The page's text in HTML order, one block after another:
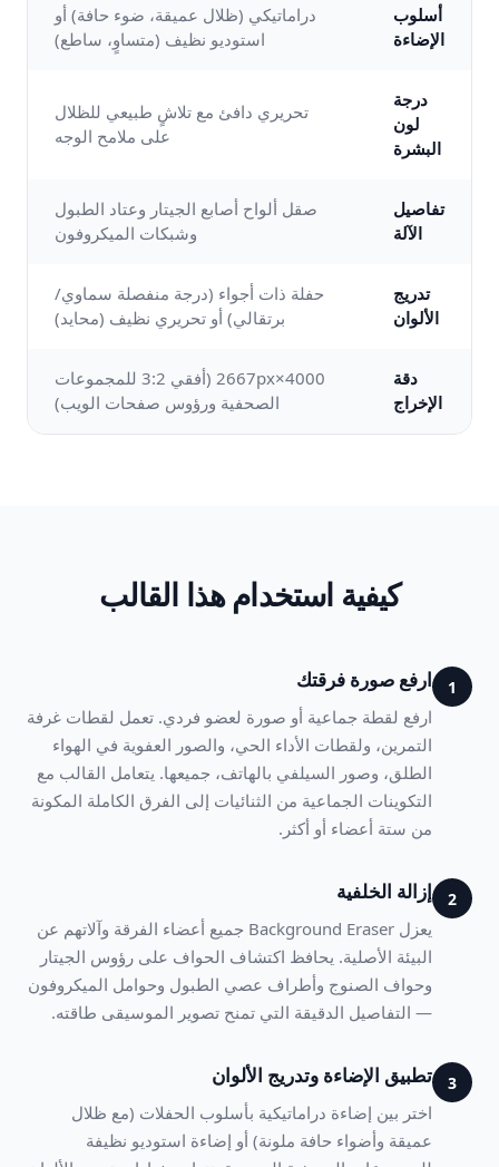
أسلوب
الإضاءة
دراماتيكي (ظلال عميقة، ضوء حافة) أو
استوديو نظيف (متساوٍ، ساطع)
درجة
لون
البشرة
تحريري دافئ مع تلاشٍ طبيعي للظلال
على ملامح الوجه
تفاصيل
الآلة
صقل ألواح أصابع الجيتار وعتاد الطبول
وشبكات الميكروفون
تدريج
الألوان
حفلة ذات أجواء (درجة منفصلة سماوي/
برتقالي) أو تحريري نظيف (محايد)
دقة
الإخراج
4000×2667px (أفقي 3:2 للمجموعات
الصحفية ورؤوس صفحات الويب)
كيفية استخدام هذا القالب
1 ارفع صورة فرقتك
ارفع لقطة جماعية أو صورة لعضو فردي. تعمل لقطات غرفة
التمرين، ولقطات الأداء الحي، والصور العفوية في الهواء
الطلق، وصور السيلفي بالهاتف، جميعها. يتعامل القالب مع
التكوينات الجماعية من الثنائيات إلى الفرق الكاملة المكونة
من ستة أعضاء أو أكثر.
2 إزالة الخلفية
يعزل Background Eraser جميع أعضاء الفرقة وآلاتهم عن
البيئة الأصلية. يحافظ اكتشاف الحواف على رؤوس الجيتار
وحواف الصنوج وأطراف عصي الطبول وحوامل الميكروفون
— التفاصيل الدقيقة التي تمنح تصوير الموسيقى طاقته.
3 تطبيق الإضاءة وتدريج الألوان
اختر بين إضاءة دراماتيكية بأسلوب الحفلات (مع ظلال
عميقة وأضواء حافة ملونة) أو إضاءة استوديو نظيفة